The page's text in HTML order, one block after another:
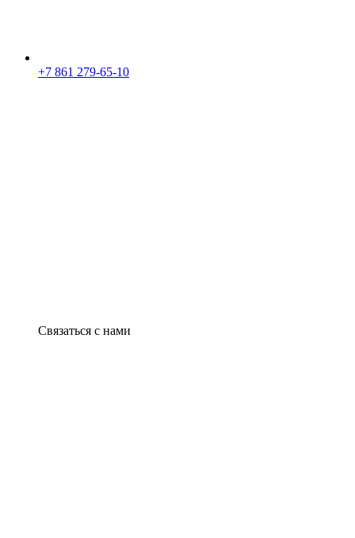
+7 861 279-65-10
Связаться с нами